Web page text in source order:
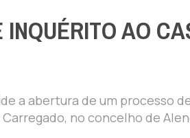
AO
a abertura de um processo
no concelho de